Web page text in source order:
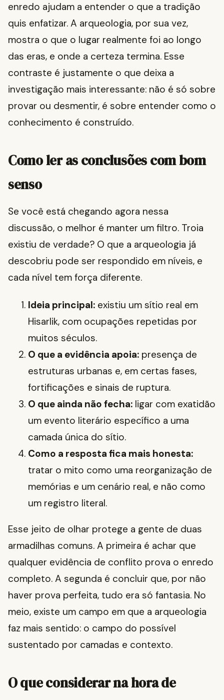
enredo ajudam a entender o que a tradição
quis enfatizar. A arqueologia, por sua vez,
mostra o que o lugar realmente foi ao longo
das eras, e onde a certeza termina. Esse
contraste é justamente o que deixa a
investigação mais interessante: não é só sobre
provar ou desmentir, é sobre entender como o
conhecimento é construído.
Como ler as conclusões com bom
senso
Se você está chegando agora nessa
discussão, o melhor é manter um filtro. Troia
existiu de verdade? O que a arqueologia já
descobriu pode ser respondido em níveis, e
cada nível tem força diferente.
Ideia principal: existiu um sítio real em
Hisarlik, com ocupações repetidas por
muitos séculos.
O que a evidência apoia: presença de
estruturas urbanas e, em certas fases,
fortificações e sinais de ruptura.
O que ainda não fecha: ligar com exatidão
um evento literário específico a uma
camada única do sítio.
Como a resposta fica mais honesta:
tratar o mito como uma reorganização de
memórias e um cenário real, e não como
um registro literal.
Esse jeito de olhar protege a gente de duas
armadilhas comuns. A primeira é achar que
qualquer evidência de conflito prova o enredo
completo. A segunda é concluir que, por não
haver prova perfeita, tudo era só fantasia. No
meio, existe um campo em que a arqueologia
faz mais sentido: o campo do possível
sustentado por camadas e contexto.
O que considerar na hora de